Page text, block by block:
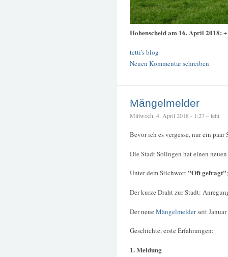
Hohenscheid am 16. April 2018:
tetti's blog
Neuen Kommentar schreiben
Mängelmelder
Mittwoch, 4. April 2018 - 1:27 – tetti
Bevor ich es vergesse, nur ein
Die Stadt Solingen hat einen
Unter dem Stichwort "Oft gefragt"
Der kurze Draht zur Stadt:
Der neue Mängelmelderseit
Geschichte, erste Erfahrungen:
1. Meldung